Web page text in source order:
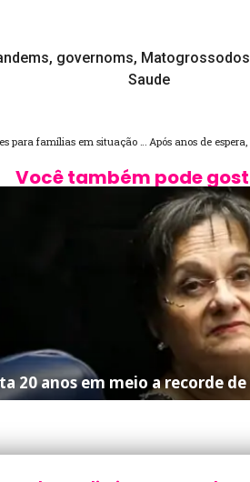
, governoms,
Saude
Governo vai distribuir 100 mil cobertores para famílias em situação de vulnerabilidade
Você também pode
20 anos em meio a recorde